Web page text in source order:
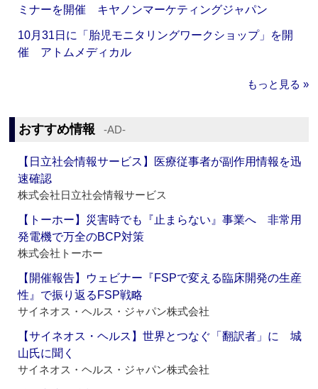
ミナーを開催 キヤノンマーケティングジャパン
10月31日に「胎児モニタリングワークショップ」を開
催 アトムメディカル
もっと見る »
おすすめ情報 ‐AD‐
【日立社会情報サービス】医療従事者が副作用情報を迅
速確認
株式会社日立社会情報サービス
【トーホー】災害時でも『止まらない』事業へ 非常用
発電機で万全のBCP対策
株式会社トーホー
【開催報告】ウェビナー『FSPで変える臨床開発の生産
性』で振り返るFSP戦略
サイネオス・ヘルス・ジャパン株式会社
【サイネオス・ヘルス】世界とつなぐ「翻訳者」に 城
山氏に聞く
サイネオス・ヘルス・ジャパン株式会社